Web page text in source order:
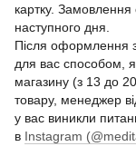
картку.
наступного дня.
Після оформлення
для вас способом,
магазину (з 13 до
товару, менеджер
у вас виникли
в Instagram